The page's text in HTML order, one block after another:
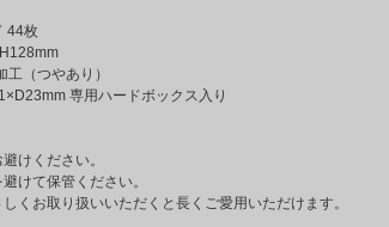
44枚
工（つやあり）
専用ハードボックス入り
けください。
けて保管ください。
くお取り扱いいただくと長くご愛用いただけます。